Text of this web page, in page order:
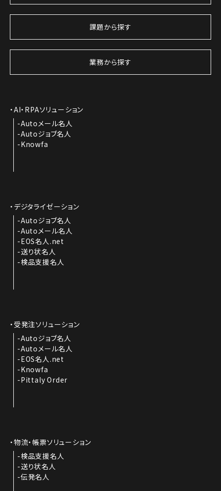
課題から探す
業務から探す
AI・RPAソリューション
Autoメール名人
Autoジョブ名人
Knowfa
デジタライゼーション
Autoジョブ名人
Autoメール名人
EOS名人.net
送り状名人
検品支援名人
受発注ソリューション
Autoジョブ名人
Autoメール名人
EOS名人.net
Knowfa
Pittaly Order
物流・帳票ソリューション
検品支援名人
送り状名人
伝発名人